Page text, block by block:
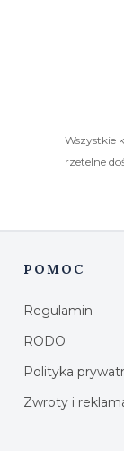
Wszystkie
rzetelne
Linki w
POMOC
Regulamin
RODO
Polityka
Zwroty i